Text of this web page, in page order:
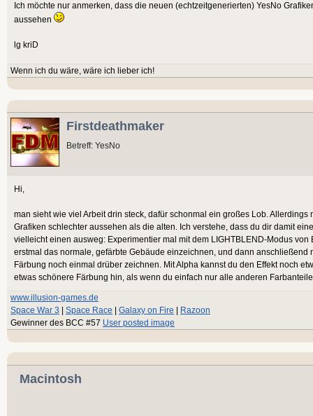
Ich möchte nur anmerken, dass die neuen (echtzeitgenerierten) YesNo
aussehen
lg kriD
Wenn ich du wäre, wäre ich lieber ich!
Firstdeathmaker
Betreff: YesNo
Hi,
man sieht wie viel Arbeit drin steck, dafür schonmal ein großes Lob.
Grafiken schlechter aussehen als die alten. Ich verstehe, dass du dir damit
vielleicht einen ausweg: Experimentier mal mit dem LIGHTBLEND-Modus von
erstmal das normale, gefärbte Gebäude einzeichnen, und dann anschließend
Färbung noch einmal drüber zeichnen. Mit Alpha kannst du den Effekt noch
etwas schönere Färbung hin, als wenn du einfach nur alle anderen
www.illusion-games.de
Space War 3
Space Race Galaxy on Fire
Razoon
Gewinner des BCC #57 User posted image
Macintosh